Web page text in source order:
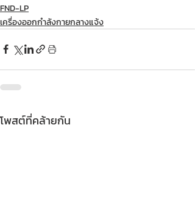
FND-LP
เครื่องออกกำลังกายกลางแจ้ง
โพสต์ที่คล้ายกัน